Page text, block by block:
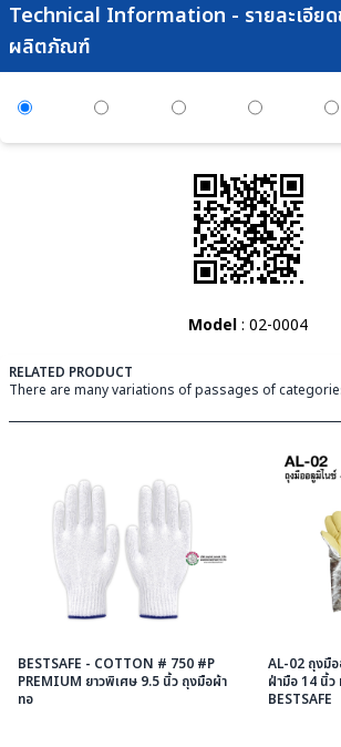
Technical Information - รายละเอียด
ผลิตภัณฑ์
Model: 02-0004
RELATED PRODUCT
There are many variations of passages of
BESTSAFE - COTTON # 750 #P
PREMIUM ยาวพิเศษ 9.5 นิ้ว ถุงมือผ้า
ทอ
AL-02 ถุงมื
ฝ่ามือ 14 นิ้ว
BESTSAFE